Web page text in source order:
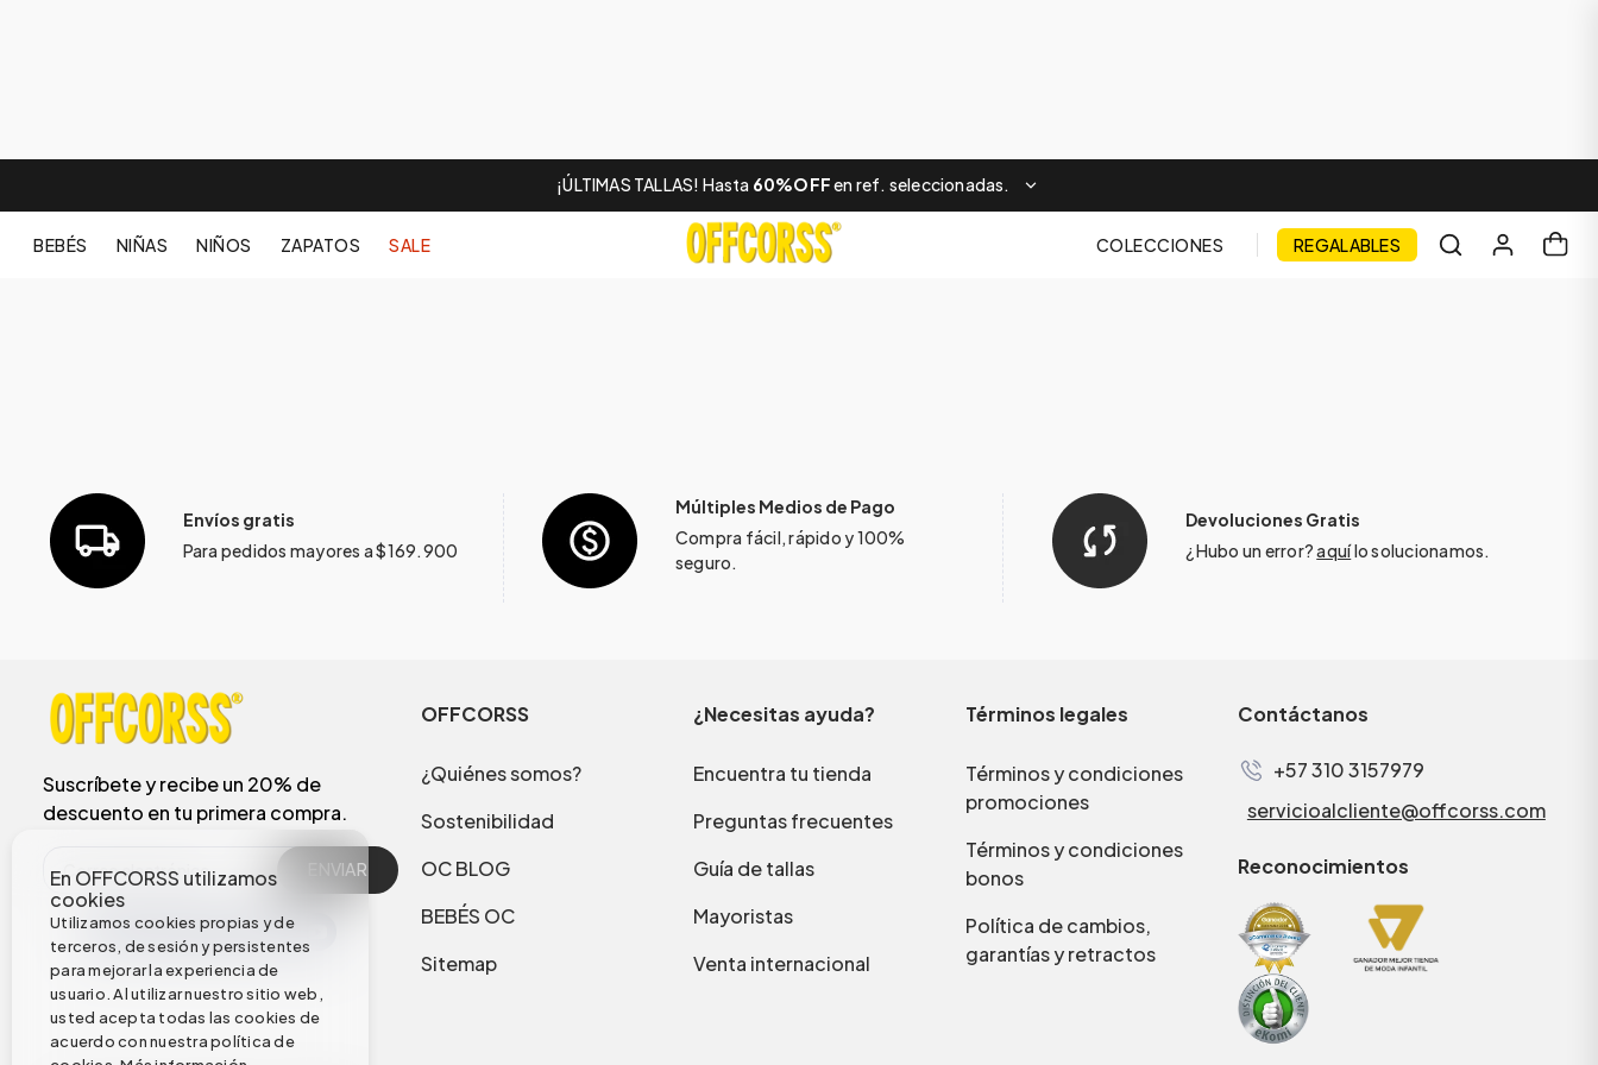
¡ÚLTIMAS TALLAS! Hasta 60%OFFen ref. seleccionadas.
BEBÉS NIÑAS NIÑOS ZAPATOS SALE COLECCIONES REGALABLES
En OFFCORSS utilizamos
cookies
Utilizamos cookies propias y de
terceros, de sesión y persistentes
para mejorar la experiencia de
usuario. Al utilizar nuestro sitio web,
usted acepta todas las cookies de
acuerdo con nuestra política de
Envíos gratis
Para pedidos mayores a $169.900
Múltiples Medios de Pago
Compra fácil, rápido y 100%
seguro.
Devoluciones Gratis
¿Hubo un error?aquílo solucionamos.
Suscríbete y recibe un 20% de
descuento en tu primera compra.
ENVIAR
OFFCORSS
¿Quiénes somos?
Sostenibilidad
OC BLOG
BEBÉS OC
Sitemap
¿Necesitas ayuda?
Encuentra tu tienda
Preguntas frecuentes
Guía de tallas
Mayoristas
Venta internacional
Términos legales
Términos y condiciones
promociones
Términos y condiciones
bonos
Política de cambios,
garantías y retractos
Contáctanos
+57 310 3157979
servicioalcliente@offcorss.com
Reconocimientos